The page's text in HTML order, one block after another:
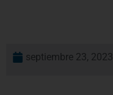
septiembre 23, 2023